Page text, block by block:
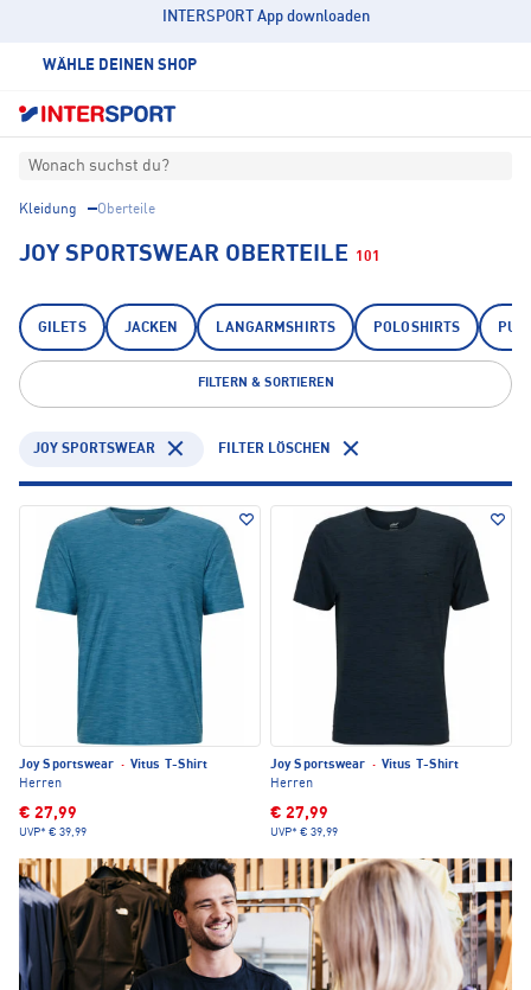
INTERSPORT App downloaden
WÄHLE DEINEN SHOP
Wonach suchst du?
Kleidung Oberteile
JOY SPORTSWEAR OBERTEILE 101
GILETS JACKEN LANGARMSHIRTS POLOSHIRTS
FILTERN & SORTIEREN
JOY SPORTSWEAR FILTER LÖSCHEN
Joy Sportswear · Vitus T-Shirt
Herren
€ 27,99
UVP* € 39,99
Joy Sportswear · Vitus T-Shirt
Herren
€ 27,99
UVP* € 39,99